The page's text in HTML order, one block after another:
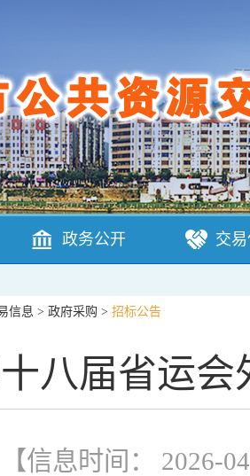
政务公开 交
信息 > 政府采购 > 招标公告
八届省运
【信息时间： 2026-